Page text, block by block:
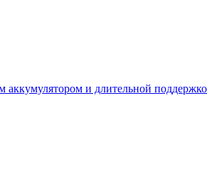
аккумулятором и длительной